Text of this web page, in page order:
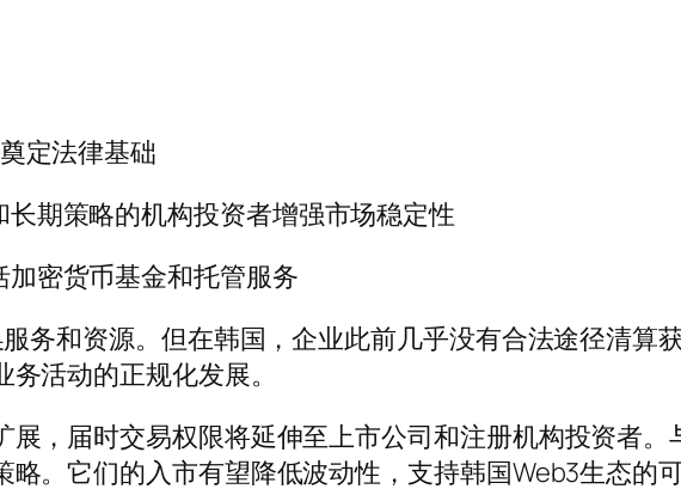
定法律基础
期策略的机构投资者增强市场稳定性
密货币基金和托管服务
务和资源。但在韩国，企业此前几乎没有合法途径清算
活动的正规化发展。
，届时交易权限将延伸至上市公司和注册机构投资者
。它们的入市有望降低波动性，支持韩国Web3生态的